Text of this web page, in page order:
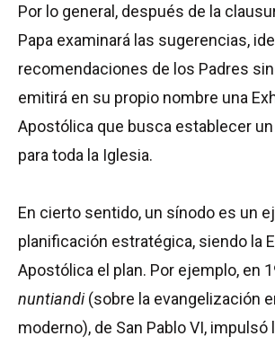
Por lo general, después de la
Papa examinará las sugerencias,
recomendaciones de los Padres
emitirá en su propio nombre una
Apostólica que busca establecer
para toda la Iglesia.
En cierto sentido, un sínodo es un
planificación estratégica, siendo la
Apostólica el plan. Por ejemplo, en
nuntiandi(sobre la evangelización
moderno), de San Pablo VI,